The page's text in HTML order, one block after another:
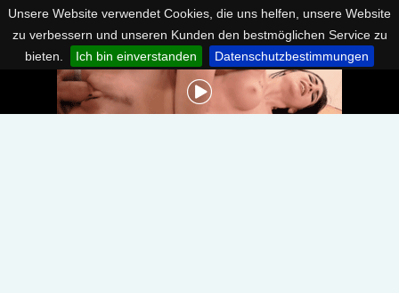
Unsere Website verwendet Cookies, die uns helfen, unsere Website
zu verbessern und unseren Kunden den bestmöglichen Service zu
bieten.
Ich bin einverstanden Datenschutzbestimmungen